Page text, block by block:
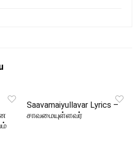
Saavamaiyullavar Lyrics –
சாவமையுள்ளவர்